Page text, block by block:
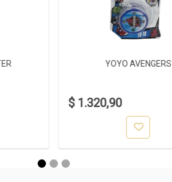
YOYO AVENGERS
$ 1.320,90